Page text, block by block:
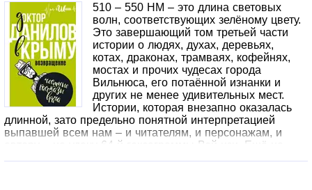
510 – 550 НМ – это длина световых
волн, соответствующих зелёному цвету.
Это завершающий том третьей части
истории о людях, духах, деревьях,
котах, драконах, трамваях, кофейнях,
мостах и прочих чудесах города
Вильнюса, его потаённой изнанки и
других не менее удивительных мест.
Истории, которая внезапно оказалась
длинной, зато предельно понятной интерпретацией
выпавшей всем нам – и читателям, и персонажам, и
автору – на удачу 64-й гексаграммы Вэй-цзи. Ещё не